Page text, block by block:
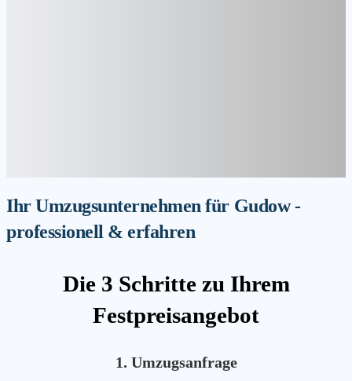
Ihr Umzugsunternehmen für Gudow -
professionell & erfahren
Die 3 Schritte zu Ihrem
Festpreisangebot
1. Umzugsanfrage